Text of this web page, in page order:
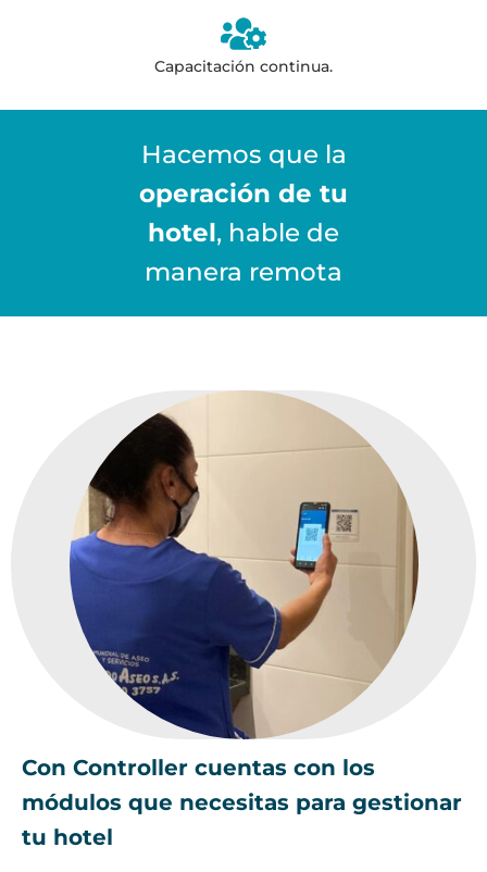
Capacitación continua.
Hacemos que la
operación de tu
hotel, hable de
manera remota
Con Controller cuentas con los
módulos que necesitas para gestionar
tu hotel